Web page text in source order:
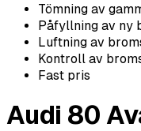
Tömning av
Påfyllning av ny
Luftning av
Kontroll av
Fast pris
Audi 80